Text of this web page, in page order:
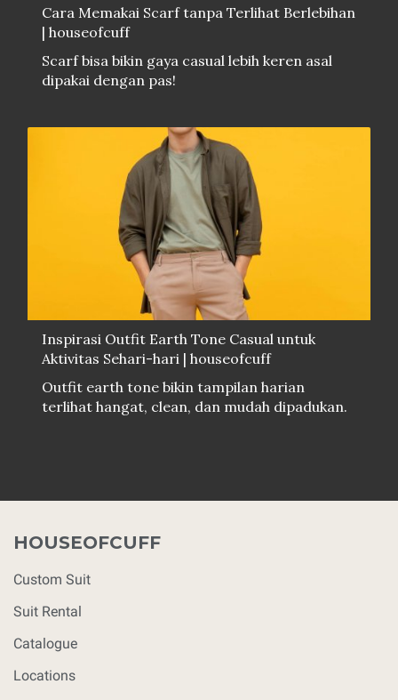
Cara Memakai Scarf tanpa Terlihat Berlebihan
| houseofcuff
Scarf bisa bikin gaya casual lebih keren asal
dipakai dengan pas!
Inspirasi Outfit Earth Tone Casual untuk
Aktivitas Sehari-hari | houseofcuff
Outfit earth tone bikin tampilan harian
terlihat hangat, clean, dan mudah dipadukan.
HOUSEOFCUFF
Custom Suit
Suit Rental
Catalogue
Locations